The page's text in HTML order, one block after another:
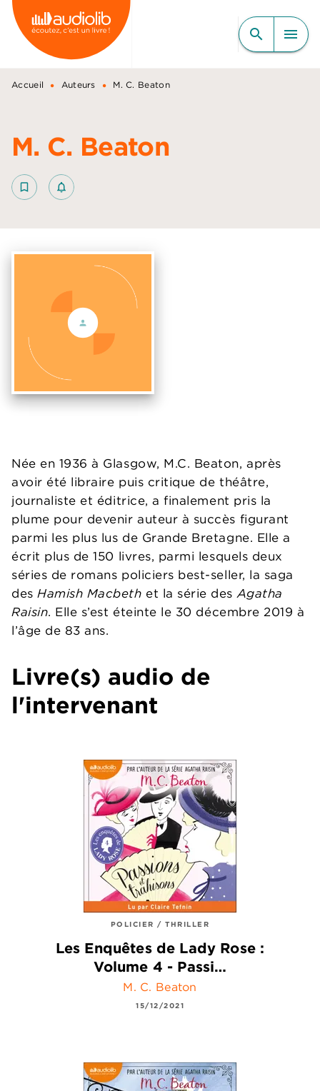
MENU RECHERCHE
CONTENU
PIED DE PAGE
search menu
Accueil • Auteurs • M. C. Beaton
M. C. Beaton
bookmark_border notifications_none_outlined
Née en 1936 à Glasgow, M.C. Beaton, après
avoir été libraire puis critique de théâtre,
journaliste et éditrice, a finalement pris la
plume pour devenir auteur à succès figurant
parmi les plus lus de Grande Bretagne. Elle a
écrit plus de 150 livres, parmi lesquels deux
séries de romans policiers best-seller, la saga
desHamish Macbeth et la série desAgatha
Raisin. Elle s’est éteinte le 30 décembre 2019 à
l’âge de 83 ans.
Livre(s) audio de
l'intervenant
POLICIER / THRILLER
Les Enquêtes de Lady Rose :
Volume 4 - Passi…
M. C. Beaton
15/12/2021